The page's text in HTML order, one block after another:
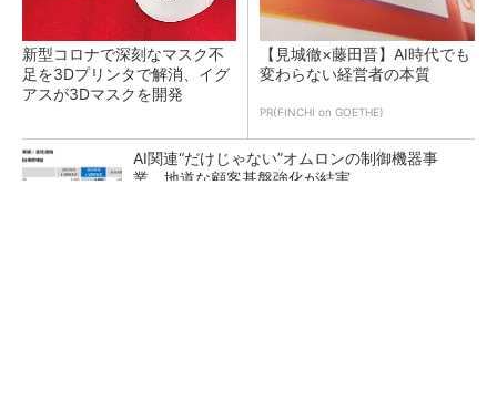
新型コロナで深刻なマスク不
足を3Dプリンタで解消、イグ
アスが3Dマスクを開発
【見城徹×藤田晋】AI時代でも
変わらない経営者の本質
PR(FINCHI on GOETHE)
AI関連“だけじゃない”オムロンの制御機器事
業、地道な顧客基盤強化が結実